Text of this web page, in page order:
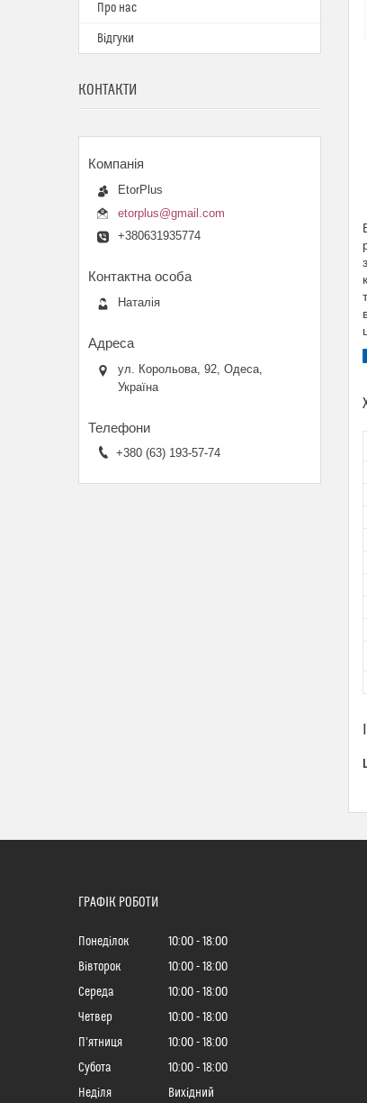
Про нас
Відгуки
КОНТАКТИ
EtorPlus
etorplus@gmail.com
+380631935774
Наталія
ул. Корольова, 92, Одеса,
Україна
+380 (63) 193-57-74
ГРАФІК РОБОТИ
Понеділок 10:00
18:00
Вівторок
10:00
18:00
Середа
10:00
18:00
Четвер
10:00
18:00
Пʼятниця
10:00
18:00
Субота
10:00
18:00
Неділя
Вихідний